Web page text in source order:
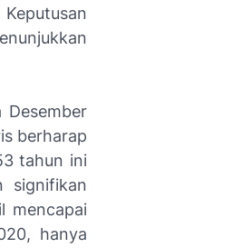
berharap
tahun ini
signifikan
mencapai
hanya